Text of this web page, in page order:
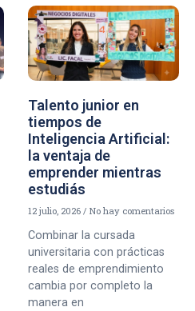
Talento junior en
tiempos de
Inteligencia Artificial:
la ventaja de
emprender mientras
estudiás
12 julio, 2026 No hay comentarios
Combinar la cursada
universitaria con prácticas
reales de emprendimiento
cambia por completo la
manera en